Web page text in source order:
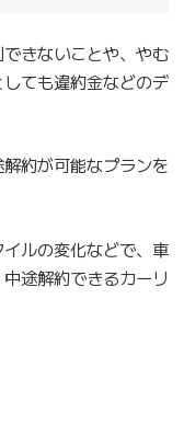
きないことや、やむ
ても違約金などのデ
約が可能なプランを
ルの変化などで、車
途解約できるカーリ